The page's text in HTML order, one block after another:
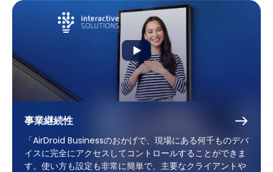
「AirDroid Businessのおかげで、現場にある何千ものデバ
イスに完全にアクセスしてコントロールすることができま
す。使い方も設定も非常に簡単で、主要なクライアントや
パートナーも気に入っています」